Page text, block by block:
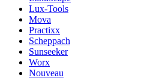
Lux-Tools
Mova
Practixx
Scheppach
Sunseeker
Worx
Nouveau